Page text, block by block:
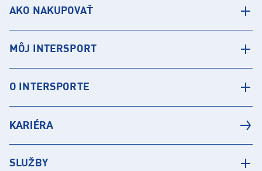
AKO NAKUPOVAŤ
MÔJ INTERSPORT
O INTERSPORTE
KARIÉRA
SLUŽBY